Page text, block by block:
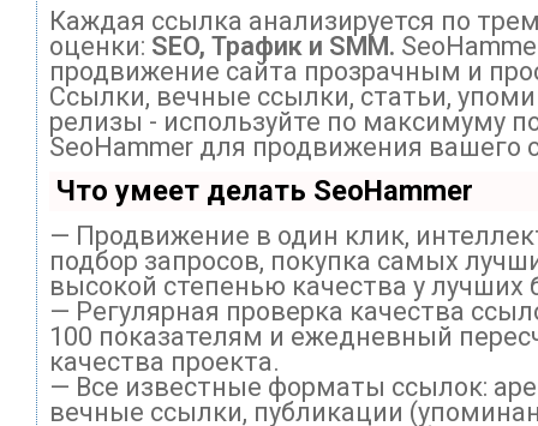
Каждая ссылка анализируется по
оценки: SEO, Трафик и SMM.
продвижение сайта прозрачным и
Ссылки, вечные ссылки, статьи,
релизы - используйте по максимуму
SeoHammer для продвижения вашего
Что умеет делать SeoHammer
— Продвижение в один клик,
подбор запросов, покупка самых
высокой степенью качества у лучших
— Регулярная проверка качества
100 показателям и ежедневный
качества проекта.
— Все известные форматы ссылок:
вечные ссылки, публикации